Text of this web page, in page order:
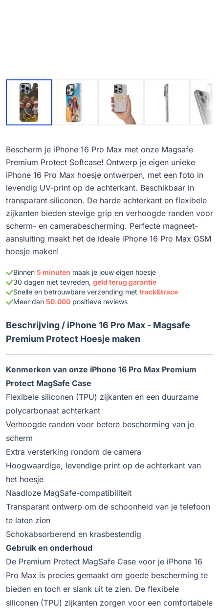
Bescherm je iPhone 16 Pro Max met onze Magsafe
Premium Protect Softcase! Ontwerp je eigen unieke
iPhone 16 Pro Max hoesje ontwerpen, met een foto in
levendig UV-print op de achterkant. Beschikbaar in
transparant siliconen. De harde achterkant en flexibele
zijkanten bieden stevige grip en verhoogde randen voor
scherm- en camerabescherming. Perfecte magneet-
aansluiting maakt het de ideale iPhone 16 Pro Max GSM
hoesje maken!
Binnen 5 minuten maak je jouw eigen hoesje
30 dagen niet tevreden, geld terug garantie
Snelle en betrouwbare verzending met track&trace
Meer dan 50.000 positieve reviews
Beschrijving / iPhone 16 Pro Max - Magsafe
Premium Protect Hoesje maken
Kenmerken van onze iPhone 16 Pro Max Premium
Protect MagSafe Case
Flexibele siliconen (TPU) zijkanten en een duurzame
polycarbonaat achterkant
Verhoogde randen voor betere bescherming van je
scherm
Extra versterking rondom de camera
Hoogwaardige, levendige print op de achterkant van
het hoesje
Naadloze MagSafe-compatibiliteit
Transparant ontwerp om de schoonheid van je telefoon
te laten zien
Schokabsorberend en krasbestendig
Gebruik en onderhoud
De Premium Protect MagSafe Case voor je iPhone 16
Pro Max is precies gemaakt om goede bescherming te
bieden en toch er slank uit te zien. De flexibele
siliconen (TPU) zijkanten zorgen voor een comfortabele